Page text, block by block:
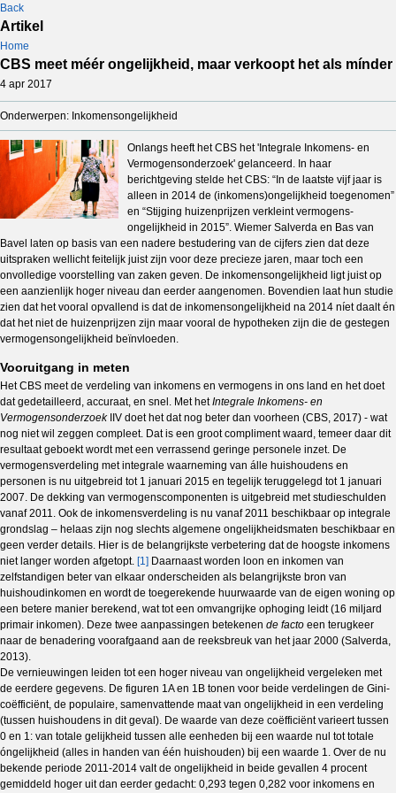
Back
Artikel
Home
CBS meet méér ongelijkheid, maar verkoopt het als mínder
4 apr 2017
Onderwerpen: Inkomensongelijkheid
Onlangs heeft het CBS het 'Integrale Inkomens- en
Vermogensonderzoek' gelanceerd. In haar
berichtgeving stelde het CBS: “In de laatste vijf jaar is
alleen in 2014 de (inkomens)ongelijkheid toegenomen”
en “Stijging huizenprijzen verkleint vermogens­
ongelijkheid in 2015”. Wiemer Salverda en Bas van
Bavel laten op basis van een nadere bestudering van de cijfers zien dat deze
uitspraken wellicht feitelijk juist zijn voor deze precieze jaren, maar toch een
onvolledige voorstelling van zaken geven. De inkomensongelijkheid ligt juist op
een aanzienlijk hoger niveau dan eerder aangenomen. Bovendien laat hun studie
zien dat het vooral opvallend is dat de inkomensongelijkheid na 2014 níet daalt én
dat het niet de huizenprijzen zijn maar vooral de hypotheken zijn die de gestegen
vermogensongelijkheid beïnvloeden.
Vooruitgang in meten
Het CBS meet de verdeling van inkomens en vermogens in ons land en het doet
dat gedetailleerd, accuraat, en snel. Met hetIntegrale Inkomens- en
VermogensonderzoekIIV doet het dat nog beter dan voorheen (CBS, 2017) - wat
nog niet wil zeggen compleet. Dat is een groot compliment waard, temeer daar dit
resultaat geboekt wordt met een verrassend geringe personele inzet. De
vermogensverdeling met integrale waarneming van álle huishoudens en
personen is nu uitgebreid tot 1 januari 2015 en tegelijk teruggelegd tot 1 januari
2007. De dekking van vermogenscomponenten is uitgebreid met studieschulden
vanaf 2011. Ook de inkomensverdeling is nu vanaf 2011 beschikbaar op integrale
grondslag – helaas zijn nog slechts algemene ongelijkheidsmaten beschikbaar en
geen verder details. Hier is de belangrijkste verbetering dat de hoogste inkomens
niet langer worden afgetopt. [1] Daarnaast worden loon en inkomen van
zelfstandigen beter van elkaar onderscheiden als belangrijkste bron van
huishoudinkomen en wordt de toegerekende huurwaarde van de eigen woning op
een betere manier berekend, wat tot een omvangrijke ophoging leidt (16 miljard
primair inkomen). Deze twee aanpassingen betekenen de facto een terugkeer
naar de benadering voorafgaand aan de reeksbreuk van het jaar 2000 (Salverda,
2013).
De vernieuwingen leiden tot een hoger niveau van ongelijkheid vergeleken met
de eerdere gegevens. De figuren 1A en 1B tonen voor beide verdelingen de Gini-
coëfficiënt, de populaire, samenvattende maat van ongelijkheid in een verdeling
(tussen huishoudens in dit geval). De waarde van deze coëfficiënt varieert tussen
0 en 1: van totale gelijkheid tussen alle eenheden bij een waarde nul tot totale
óngelijkheid (alles in handen van één huishouden) bij een waarde 1. Over de nu
bekende periode 2011-2014 valt de ongelijkheid in beide gevallen 4 procent
gemiddeld hoger uit dan eerder gedacht: 0,293 tegen 0,282 voor inkomens en